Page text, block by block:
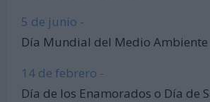
5 de junio -
Día Mundial del Medio Ambiente
14 de febrero -
Día de los Enamorados o Día de